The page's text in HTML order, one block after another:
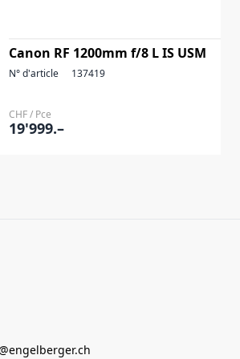
Canon RF 1200mm f/8 L IS USM
N° d'article 137419
CHF / Pce
19'999.–